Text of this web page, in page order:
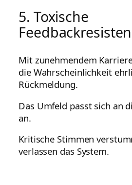
5. Toxische
Mit zunehmendem
die Wahrscheinlichkeit
Rückmeldung.
Das Umfeld passt sich an
an.
Kritische Stimmen
verlassen das System.